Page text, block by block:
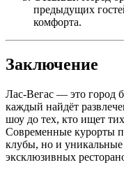
предыдущих
комфорта.
Заключение
Лас-Вегас — это город
каждый найдёт
шоу до тех, кто ищет
Современные курорты
клубы, но и
эксклюзивных